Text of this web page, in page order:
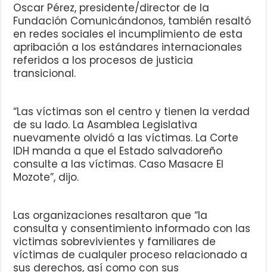
Oscar Pérez, presidente/director de la
Fundación Comunicándonos, también resaltó
en redes sociales el incumplimiento de esta
apribación a los estándares internacionales
referidos a los procesos de justicia
transicional.
“Las víctimas son el centro y tienen la verdad
de su lado. La Asamblea Legislativa
nuevamente olvidó a las víctimas. La Corte
IDH manda a que el Estado salvadoreño
consulte a las víctimas. Caso Masacre El
Mozote”, dijo.
Las organizaciones resaltaron que “la
consulta y consentimiento informado con las
victimas sobrevivientes y familiares de
víctimas de cualquler proceso relacionado a
sus derechos, así como con sus